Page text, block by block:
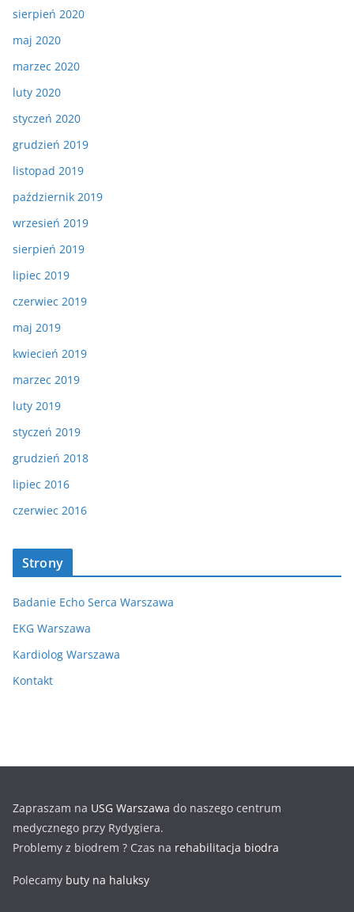
sierpień 2020
maj 2020
marzec 2020
luty 2020
styczeń 2020
grudzień 2019
listopad 2019
październik 2019
wrzesień 2019
sierpień 2019
lipiec 2019
czerwiec 2019
maj 2019
kwiecień 2019
marzec 2019
luty 2019
styczeń 2019
grudzień 2018
lipiec 2016
czerwiec 2016
Strony
Badanie Echo Serca Warszawa
EKG Warszawa
Kardiolog Warszawa
Kontakt
Zapraszam na USG Warszawa do naszego centrum
medycznego przy Rydygiera.
Problemy z biodrem ? Czas na rehabilitacja biodra
Polecamy buty na haluksy